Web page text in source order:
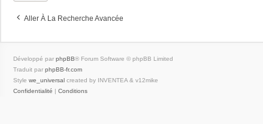
Aller À La Recherche Avancée
Développé par phpBB® Forum Software © phpBB Limited
Traduit par phpBB-fr.com
Style we_universal created by INVENTEA & v12mike
Confidentialité | Conditions